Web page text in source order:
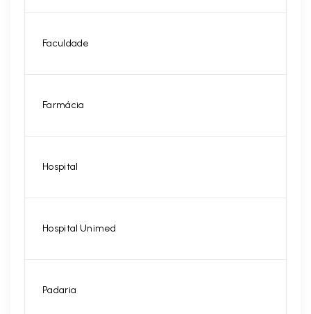
Faculdade
Farmácia
Hospital
Hospital Unimed
Padaria